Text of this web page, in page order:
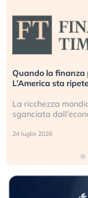
Quando la finanza
L’America sta
La ricchezza
sganciata
24 luglio 2026